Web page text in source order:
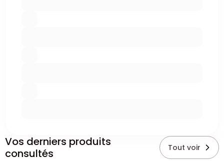
Vos derniers produits
consultés
Tout voir